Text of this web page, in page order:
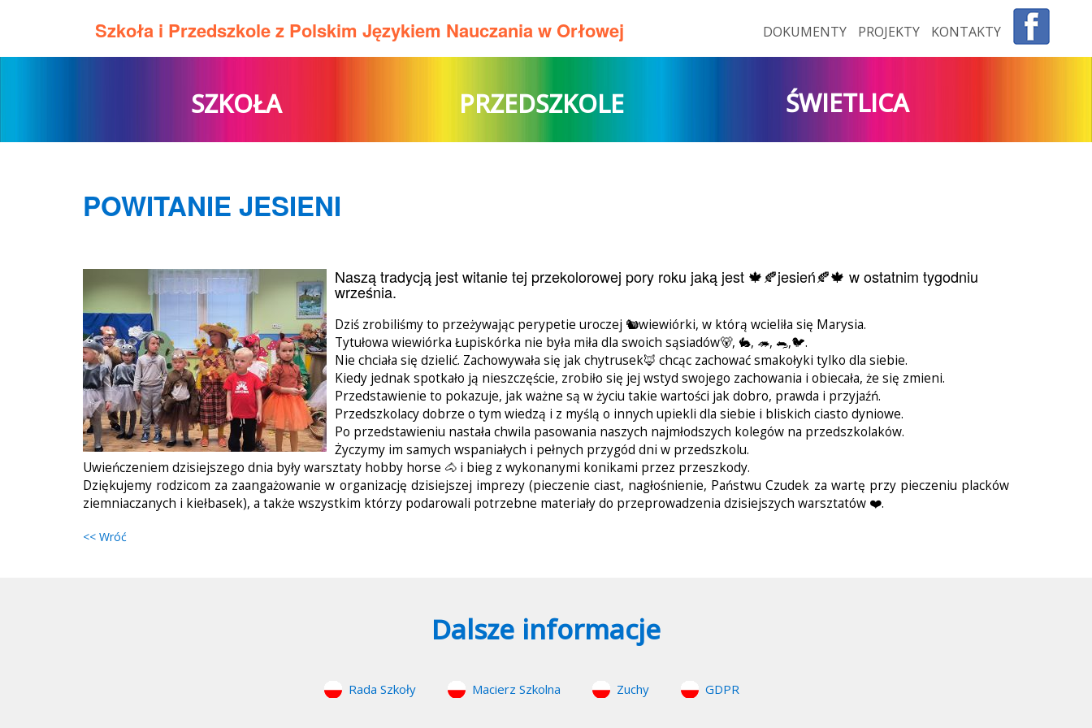
Szkoła i Przedszkole z Polskim Językiem Nauczania w Orłowej DOKUMENTY PROJEKTY KONTAKTY
SZKOŁA PRZEDSZKOLE ŚWIETLICA
POWITANIE JESIENI
Naszą tradycją jest witanie tej przekolorowej pory roku jaką jest 🍁🍂jesień🍂🍁 w ostatnim tygodniu
września.
Dziś zrobiliśmy to przeżywając perypetie uroczej 🐿wiewiórki, w którą wcieliła się Marysia.
Tytułowa wiewiórka Łupiskórka nie była miła dla swoich sąsiadów🐻, 🐇, 🦔, 🐀,🐦.
Nie chciała się dzielić. Zachowywała się jak chytrusek🦊 chcąc zachować smakołyki tylko dla siebie.
Kiedy jednak spotkało ją nieszczęście, zrobiło się jej wstyd swojego zachowania i obiecała, że się zmieni.
Przedstawienie to pokazuje, jak ważne są w życiu takie wartości jak dobro, prawda i przyjaźń.
Przedszkolacy dobrze o tym wiedzą i z myślą o innych upiekli dla siebie i bliskich ciasto dyniowe.
Po przedstawieniu nastała chwila pasowania naszych najmłodszych kolegów na przedszkolaków.
Życzymy im samych wspaniałych i pełnych przygód dni w przedszkolu.
Uwieńczeniem dzisiejszego dnia były warsztaty hobby horse 🐴 i bieg z wykonanymi konikami przez przeszkody.
Dziękujemy rodzicom za zaangażowanie w organizację dzisiejszej imprezy (pieczenie ciast, nagłośnienie, Państwu Czudek za wartę przy pieczeniu placków
ziemniaczanych i kiełbasek), a także wszystkim którzy podarowali potrzebne materiały do przeprowadzenia dzisiejszych warsztatów ❤️.
<< Wróć
Dalsze informacje
Rada Szkoły Macierz Szkolna Zuchy GDPR